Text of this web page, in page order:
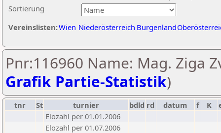
Sortierung
Vereinslisten:Wien Niederösterreich Burgenland
Pnr:116960 Name: Mag. Ziga
Grafik Partie-Statistik)
tnr St turnier bdld rd datum f K
Elozahl per 01.01.2006
Elozahl per 01.07.2006